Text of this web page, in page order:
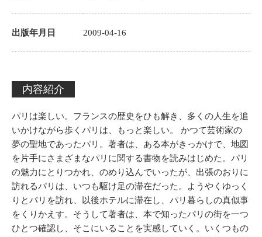
出版年月日 2009-04-16
内容紹介
パリは楽しい。フランスの歴史をひも解き、多くの人生を追
いかけながら歩くパリは、もっと楽しい。 かつて芸術家の
夢の聖地であったパリ。著者は、ある本がきっかけで、地図
を片手にさまざまなパリに関する書物を読みはじめた。パリ
の魅力にとりつかれ、のめり込んでいったが、出張のおりに
訪れるパリは、いつも駆け足の滞在だった。ようやくゆっく
りとパリを訪れ、以後ホテルに滞在し、パリ暮らしの真似事
をくりかえす。そうして著者は、本で知ったパリの街を一つ
ひとつ確認し、そこにいることを実感していく。いくつもの